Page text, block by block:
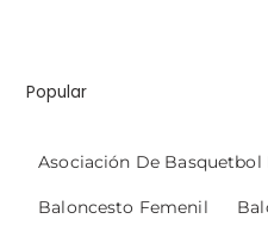
Popular
Asociación De Basquetbol
Baloncesto Femenil